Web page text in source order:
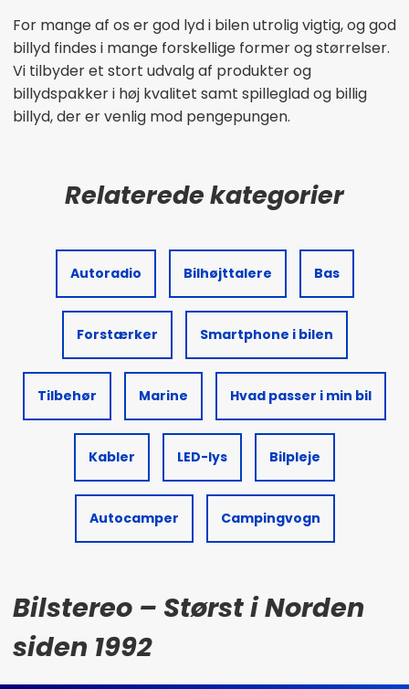
For mange af os er god lyd i bilen utrolig vigtig, og god
billyd findes i mange forskellige former og størrelser.
Vi tilbyder et stort udvalg af produkter og
billydspakker i høj kvalitet samt spilleglad og billig
billyd, der er venlig mod pengepungen.
Autoradio Bilhøjttalere Bas
Forstærker Smartphone i bilen
Tilbehør Marine Hvad passer i min bil
Kabler LED-lys Bilpleje
Autocamper Campingvogn
Bilstereo – Størst i Norden
siden 1992